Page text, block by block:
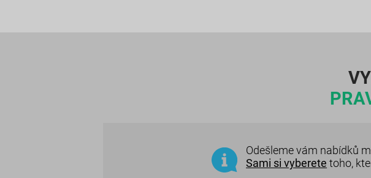
Odešleme vám nabídků
Sami si vyberete toho,